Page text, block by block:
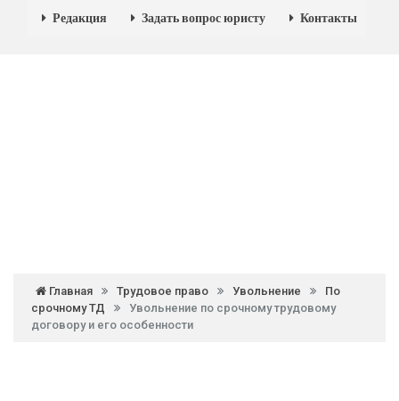
Редакция Задать вопрос юристу Контакты
Главная Трудовое право Увольнение
По
срочному ТД
Увольнение по срочному трудовому
договору и его особенности